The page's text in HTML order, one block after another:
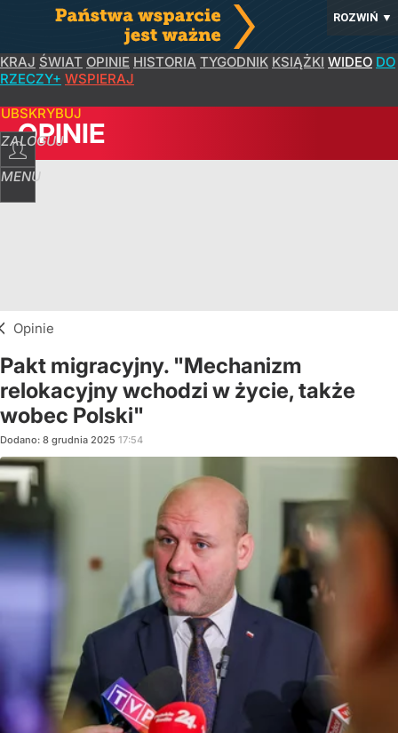
ROZWIŃ ▼
KRAJ ŚWIAT OPINIE HISTORIA TYGODNIK KSIĄŻKI WIDEO DO
RZECZY+ WSPIERAJ
ZALOGUJ
MENU
OPINIE
Opinie
Pakt migracyjny. "Mechanizm
relokacyjny wchodzi w życie, także
wobec Polski"
Dodano: 8 grudnia 2025 17:54